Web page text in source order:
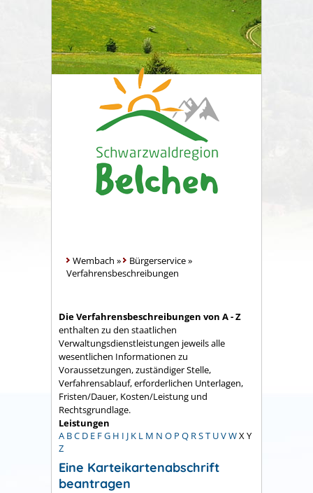
Wembach » Bürgerservice»
Verfahrensbeschreibungen
Die Verfahrensbeschreibungen von A - Z
enthalten zu den staatlichen
Verwaltungsdienstleistungen jeweils alle
wesentlichen Informationen zu
Voraussetzungen, zuständiger Stelle,
Verfahrensablauf, erforderlichen Unterlagen,
Fristen/Dauer, Kosten/Leistung und
Rechtsgrundlage.
Leistungen
A BC D E FG H I J K L M N O P Q RST UVWX Y
Z
Eine Karteikartenabschrift
beantragen